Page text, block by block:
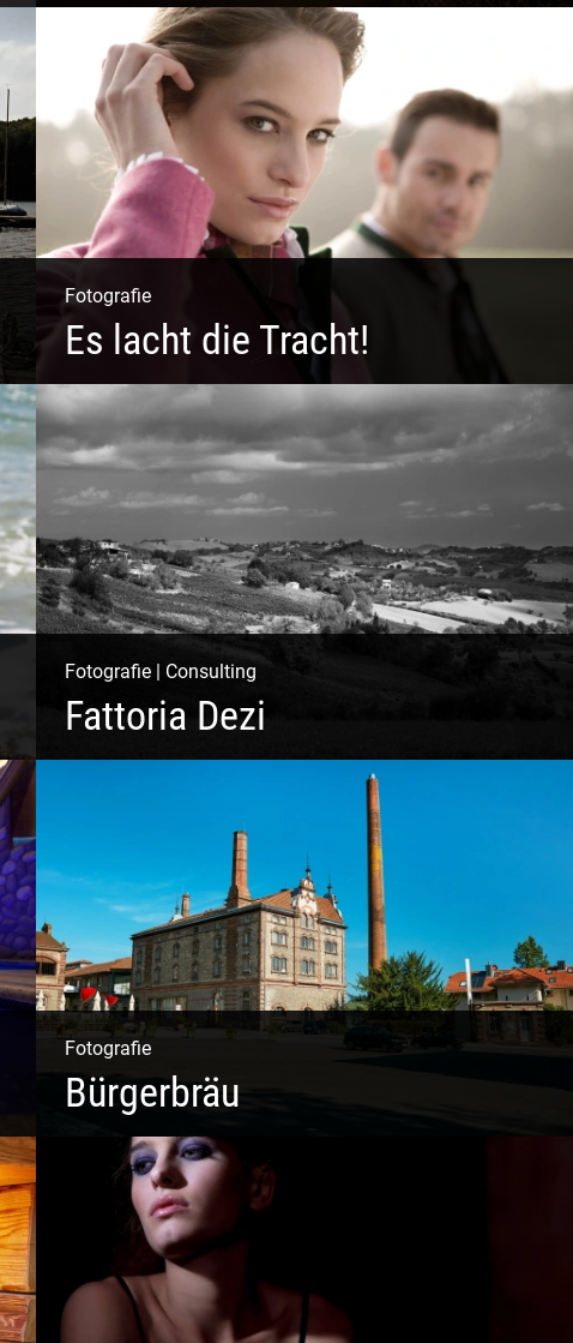
Sekt Perlen | Tiefe Keller | Coole Kerle | Idyllische
Weinberge
Fotografie
Es lacht die Tracht!
Wunderschöne Dirndl | Harmonische Farben | Originelle
Details | Edle Stoffe
Fotografie| Consulting
Fattoria Dezi
Konzeption & Gestaltung | Übersetzung & Medien |
Fotografie
Bürgerbräu
Gewerbe & Handwerk | Kultur & Kreativität | Urban &
Weltoffen | Gastro & Events